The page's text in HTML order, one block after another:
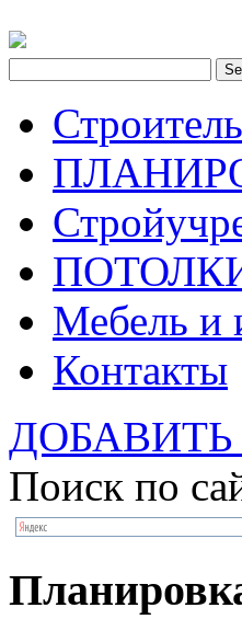
Мебель и
Контакты
Поиск по